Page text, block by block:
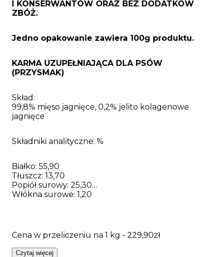
I KONSERWANTÓW ORAZ BEZ DODATKÓW
ZBÓŻ.
Jedno opakowanie zawiera 100g produktu.
KARMA UZUPEŁNIAJĄCA DLA PSÓW
(PRZYSMAK)
Skład:
99,8% mięso jagnięce, 0,2% jelito kolagenowe
jagnięce
Składniki analityczne: %
Białko: 55,90
Tłuszcz: 13,70
Popiół surowy: 25,30
Włókna surowe: 1,20
Cena w przeliczeniu na 1 kg - 229,90zł
Czytaj więcej